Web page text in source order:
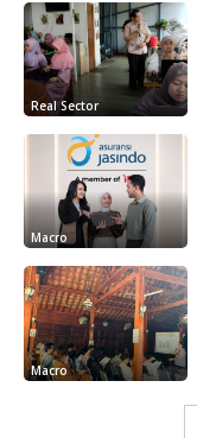
Real Sector
Macro
Macro